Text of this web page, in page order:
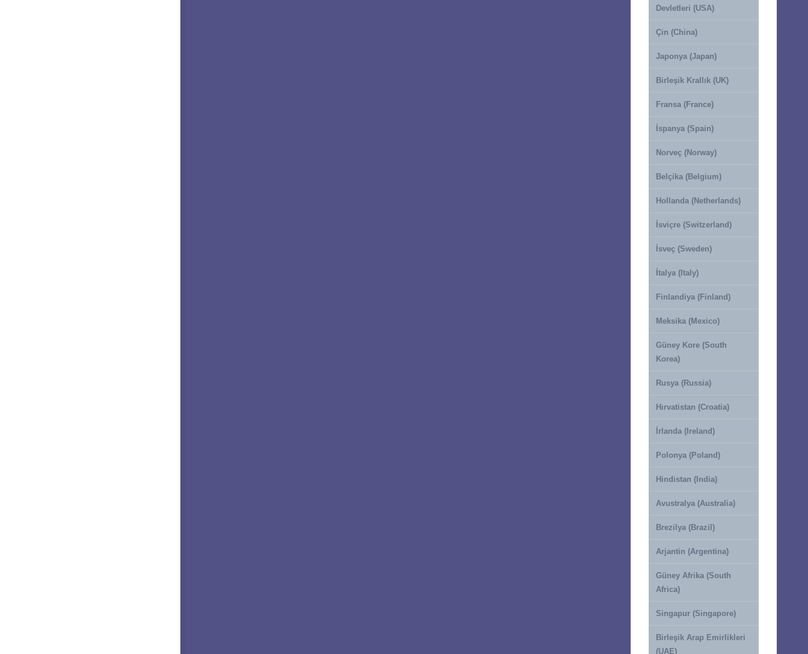
Devletleri (USA)
Çin (China)
Japonya (Japan)
Birleşik Krallık (UK)
Fransa (France)
İspanya (Spain)
Norveç (Norway)
Belçika (Belgium)
Hollanda (Netherlands)
İsviçre (Switzerland)
İsveç (Sweden)
İtalya (Italy)
Finlandiya (Finland)
Meksika (Mexico)
Güney Kore (South
Korea)
Rusya (Russia)
Hırvatistan (Croatia)
İrlanda (Ireland)
Polonya (Poland)
Hindistan (India)
Avustralya (Australia)
Brezilya (Brazil)
Arjantin (Argentina)
Güney Afrika (South
Africa)
Singapur (Singapore)
Birleşik Arap Emirlikleri
(UAE)